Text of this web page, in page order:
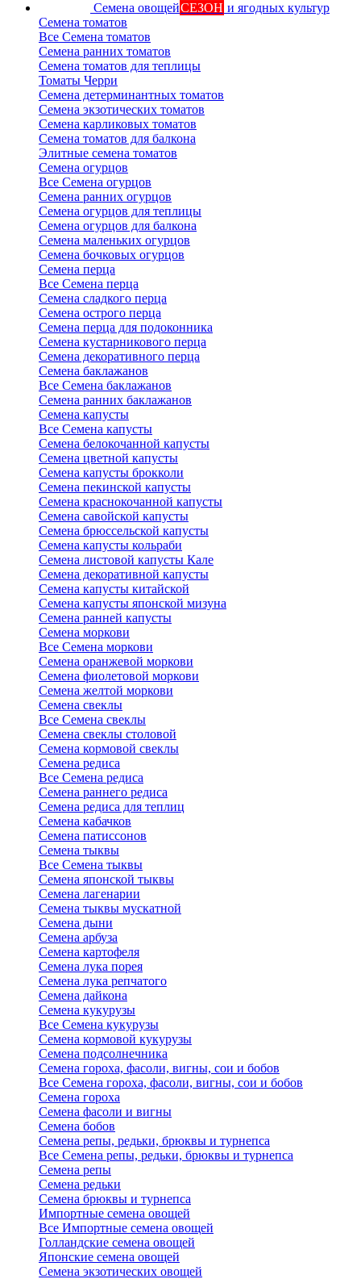
Семена овощейСЕЗОН и ягодных культур
Семена томатов
Все Семена томатов
Семена ранних томатов
Семена томатов для теплицы
Томаты Черри
Семена детерминантных томатов
Семена экзотических томатов
Семена карликовых томатов
Семена томатов для балкона
Элитные семена томатов
Семена огурцов
Все Семена огурцов
Семена ранних огурцов
Семена огурцов для теплицы
Семена огурцов для балкона
Семена маленьких огурцов
Семена бочковых огурцов
Семена перца
Все Семена перца
Семена сладкого перца
Семена острого перца
Семена перца для подоконника
Семена кустарникового перца
Семена декоративного перца
Семена баклажанов
Все Семена баклажанов
Семена ранних баклажанов
Семена капусты
Все Семена капусты
Семена белокочанной капусты
Семена цветной капусты
Семена капусты брокколи
Семена пекинской капусты
Семена краснокочанной капусты
Семена савойской капусты
Семена брюссельской капусты
Семена капусты кольраби
Семена листовой капусты Кале
Семена декоративной капусты
Семена капусты китайской
Семена капусты японской мизуна
Семена ранней капусты
Семена моркови
Все Семена моркови
Семена оранжевой моркови
Семена фиолетовой моркови
Семена желтой моркови
Семена свеклы
Все Семена свеклы
Семена свеклы столовой
Семена кормовой свеклы
Семена редиса
Все Семена редиса
Семена раннего редиса
Семена редиса для теплиц
Семена кабачков
Семена патиссонов
Семена тыквы
Все Семена тыквы
Семена японской тыквы
Семена лагенарии
Семена тыквы мускатной
Семена дыни
Семена арбуза
Семена картофеля
Семена лука порея
Семена лука репчатого
Семена дайкона
Семена кукурузы
Все Семена кукурузы
Семена кормовой кукурузы
Семена подсолнечника
Семена гороха, фасоли, вигны, сои и бобов
Все Семена гороха, фасоли, вигны, сои и бобов
Семена гороха
Семена фасоли и вигны
Семена бобов
Семена репы, редьки, брюквы и турнепса
Все Семена репы, редьки, брюквы и турнепса
Семена репы
Семена редьки
Семена брюквы и турнепса
Импортные семена овощей
Все Импортные семена овощей
Голландские семена овощей
Японские семена овощей
Семена экзотических овощей